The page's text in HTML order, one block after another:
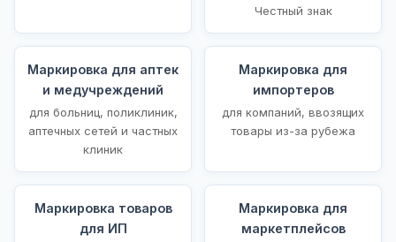
Честный знак
Маркировка для аптек
и медучреждений
для больниц, поликлиник,
аптечных сетей и частных
клиник
Маркировка для
импортеров
для компаний, ввозящих
товары из-за рубежа
Маркировка товаров
для ИП
Маркировка для
маркетплейсов